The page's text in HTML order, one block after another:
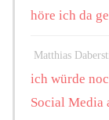
höre ich da
Matthias
ich würde
Social Media